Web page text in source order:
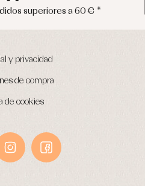
en península en 24/48 horas
y privacidad
de compra
de cookies